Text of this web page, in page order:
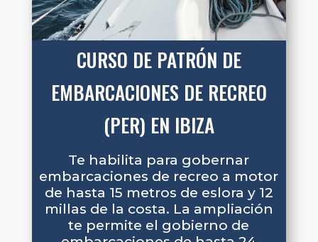
CURSO DE PATRÓN DE
EMBARCACIONES DE RECREO
(PER) EN IBIZA
Te habilita para gobernar
embarcaciones de recreo a motor
de hasta 15 metros de eslora y 12
millas de la costa. La ampliación
te permite el gobierno de